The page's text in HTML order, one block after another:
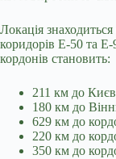
Локація
коридорів E-50 та E-
кордонів становить:
211 км до
180 км до
629 км до
220 км до
350 км до